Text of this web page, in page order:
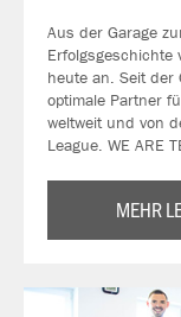
Aus der Garage
Erfolgsgeschichte
heute an. Seit der
optimale Partner
weltweit und von
League. WE ARE
MEHR